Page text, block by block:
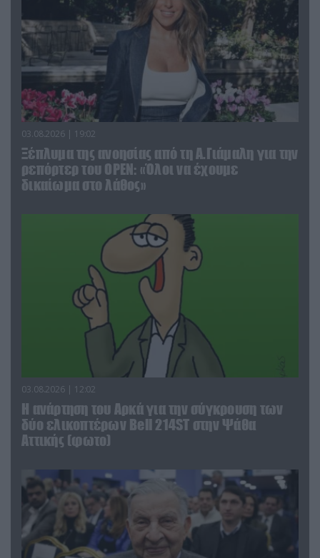
03.08.2026 | 19:02
Ξέπλυμα της ανοησίας από τη Α.Γιάμαλη για την
ρεπόρτερ του ΟΡΕΝ: «Όλοι να έχουμε
δικαίωμα στο λάθος»
03.08.2026 | 12:02
Η ανάρτηση του Αρκά για την σύγκρουση των
δύο ελικοπτέρων Bell 214ST στην Ψάθα
Αττικής (φωτο)